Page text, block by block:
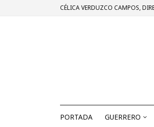
CÉLICA VERDUZCO CAMPOS,
PORTADA GUERRERO